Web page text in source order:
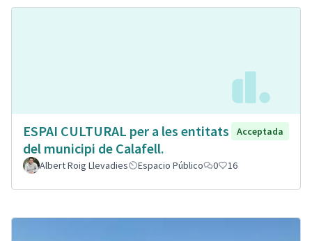
ESPAI CULTURAL per a les entitats
del municipi de Calafell.
Acceptada
Albert Roig Llevadies Espacio Público 0 16